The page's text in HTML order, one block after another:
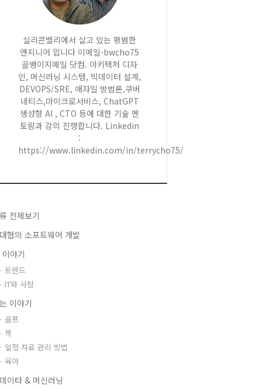
실리콘밸리에서 살고 있는 평범한
엔지니어 입니다 이메일-bwcho75
골뱅이지메일 닷컴. 아키텍처 디자
인, 머신러닝 시스템, 빅데이터 설계,
DEVOPS/SRE, 애자일 방법론,쿠버
네티스,마이크로서비스, ChatGPT
생성형 AI , CTO 등에 대한 기술 멘
토링과 강의 진행합니다. Linkedin
:
https://www.linkedin.com/in/terrycho75/
전체보기
협의 소프트웨어 개발
야기
트렌드
IT와 사람
이야기
골프
책
일정 자료 관리 방법
육아
이타 & 머신러닝